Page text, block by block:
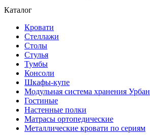
Каталог
Кровати
Стеллажи
Столы
Стулья
Тумбы
Консоли
Шкафы-купе
Модульная система хранения Урбан
Гостиные
Настенные полки
Матрасы ортопедические
Металлические кровати по сериям